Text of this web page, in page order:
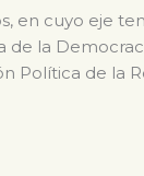
en cuyo eje
de la
Política de la